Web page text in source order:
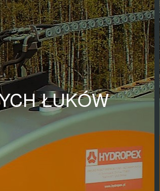
ŁUKÓW